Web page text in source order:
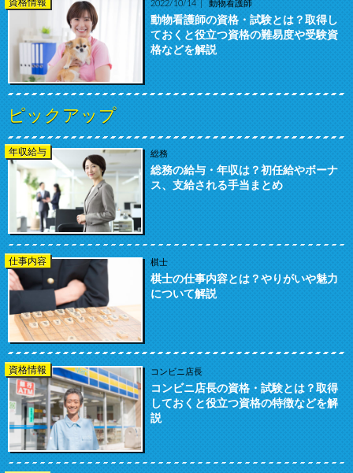
資格情報 2022/10/14 動物看護師
動物看護師の資格・試験とは？取得し
ておくと役立つ資格の難易度や受験資
格などを解説
ピックアップ
年収給与 総務
総務の給与・年収は？初任給やボーナ
ス、支給される手当まとめ
仕事内容 棋士
棋士の仕事内容とは？やりがいや魅力
について解説
資格情報 コンビニ店長
コンビニ店長の資格・試験とは？取得
しておくと役立つ資格の特徴などを解
説